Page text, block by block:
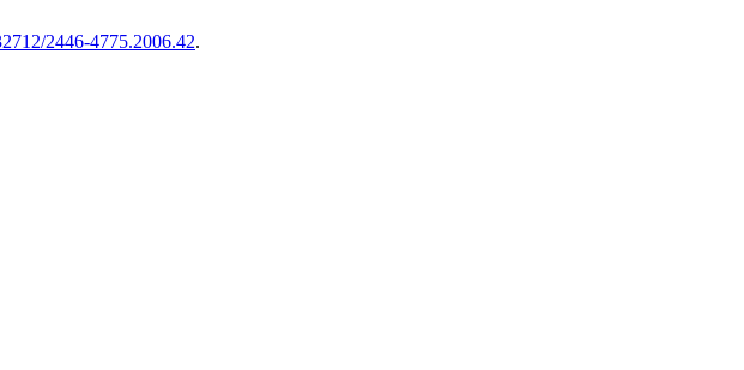
2446-4775.2006.42.